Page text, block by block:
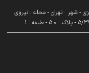
- شهر : تهران - محله : نیروی